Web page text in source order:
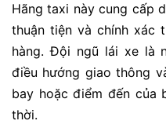
Hãng taxi này cung cấp
thuận tiện và chính xác
hàng. Đội ngũ lái xe là
điều hướng giao thông
bay hoặc điểm đến của
thời.